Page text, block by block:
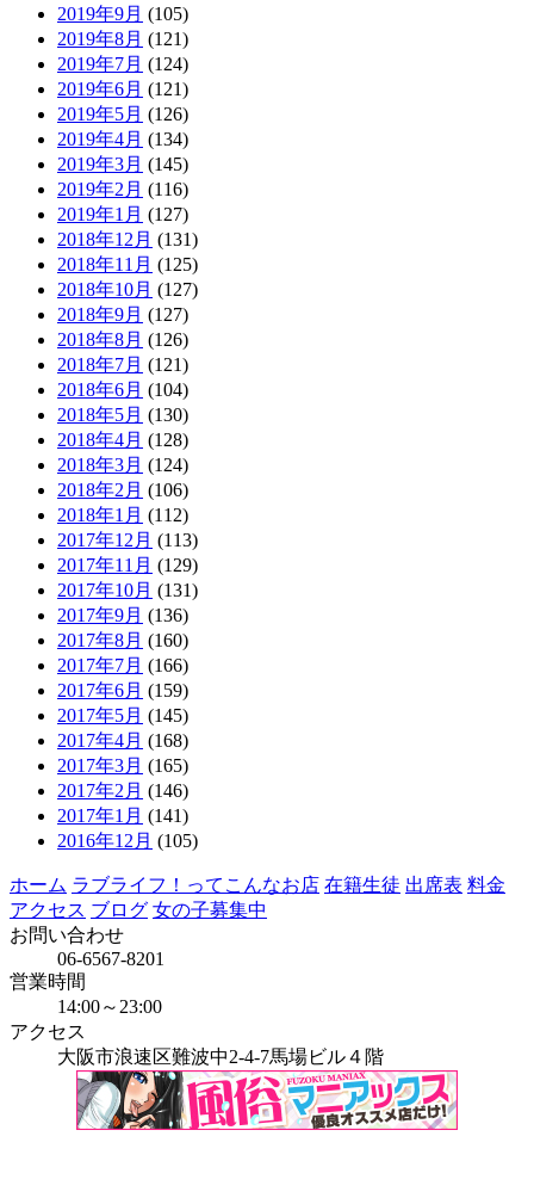
2019年9月 (105)
2019年8月 (121)
2019年7月 (124)
2019年6月 (121)
2019年5月 (126)
2019年4月 (134)
2019年3月 (145)
2019年2月 (116)
2019年1月 (127)
2018年12月 (131)
2018年11月 (125)
2018年10月 (127)
2018年9月 (127)
2018年8月 (126)
2018年7月 (121)
2018年6月 (104)
2018年5月 (130)
2018年4月 (128)
2018年3月 (124)
2018年2月 (106)
2018年1月 (112)
2017年12月 (113)
2017年11月 (129)
2017年10月 (131)
2017年9月 (136)
2017年8月 (160)
2017年7月 (166)
2017年6月 (159)
2017年5月 (145)
2017年4月 (168)
2017年3月 (165)
2017年2月 (146)
2017年1月 (141)
2016年12月 (105)
ホーム ラブライフ！ってこんなお店 在籍生徒 出席表 料金
アクセス ブログ 女の子募集中
お問い合わせ
06-6567-8201
営業時間
14:00～23:00
アクセス
大阪市浪速区難波中2-4-7馬場ビル４階